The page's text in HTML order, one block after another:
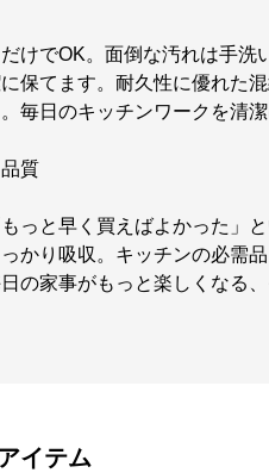
けでOK。面倒な汚れは手洗
保てます。耐久性に優れた
毎日のキッチンワークを清潔
質
っと早く買えばよかった」
かり吸収。キッチンの必需
の家事がもっと楽しくなる
イテム